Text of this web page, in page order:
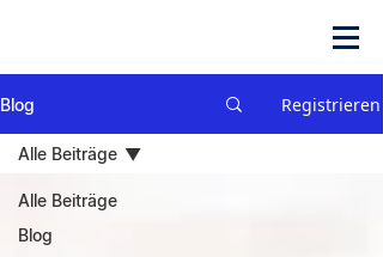
Blog Registrieren
Alle Beiträge
Blog
Alle Beiträge